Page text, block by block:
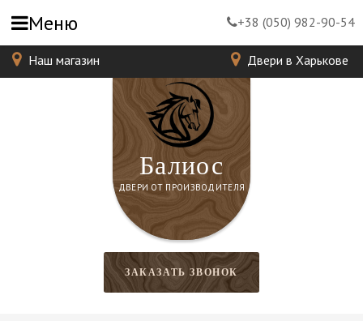
Балиос
ДВЕРИ ОТ ПРОИЗВОДИТЕЛЯ
Наш магазин Двери в Харькове
ЗАКАЗАТЬ ЗВОНОК
Меню +38 (050) 982-90-54